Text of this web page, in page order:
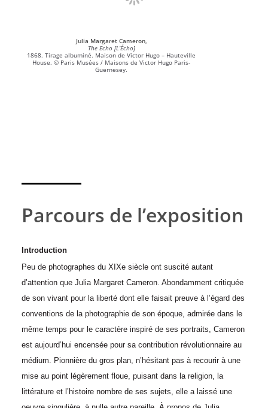
Julia Margaret Cameron,
The Echo [L’Écho]
1868. Tirage albuminé. Maison de Victor Hugo – Hauteville
House. © Paris Musées / Maisons de Victor Hugo Paris-
Guernesey.
Parcours de l’exposition
Introduction
Peu de photographes du XIXe siècle ont suscité autant
d’attention que Julia Margaret Cameron. Abondamment critiquée
de son vivant pour la liberté dont elle faisait preuve à l’égard des
conventions de la photographie de son époque, admirée dans le
même temps pour le caractère inspiré de ses portraits, Cameron
est aujourd’hui encensée pour sa contribution révolutionnaire au
médium. Pionnière du gros plan, n’hésitant pas à recourir à une
mise au point légèrement floue, puisant dans la religion, la
littérature et l’histoire nombre de ses sujets, elle a laissé une